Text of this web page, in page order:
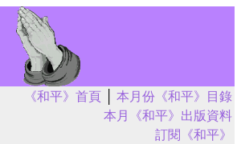
《和平》首頁
本月份《和平》目錄
本月《和平》出版資料
訂閱《和平》